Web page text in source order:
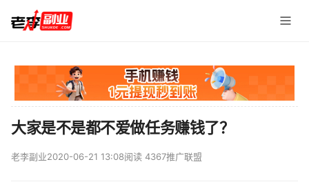
大家是不是都不爱做任务赚钱了？
老李副业2020-06-21 13:08阅读 4367推广联盟